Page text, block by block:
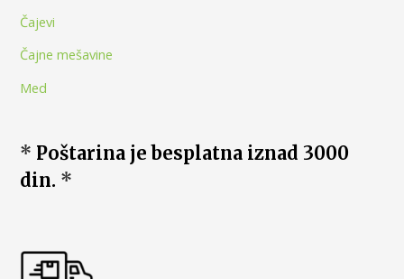
Čajevi
Čajne mešavine
Med
* Poštarina je besplatna iznad 3000
din. *